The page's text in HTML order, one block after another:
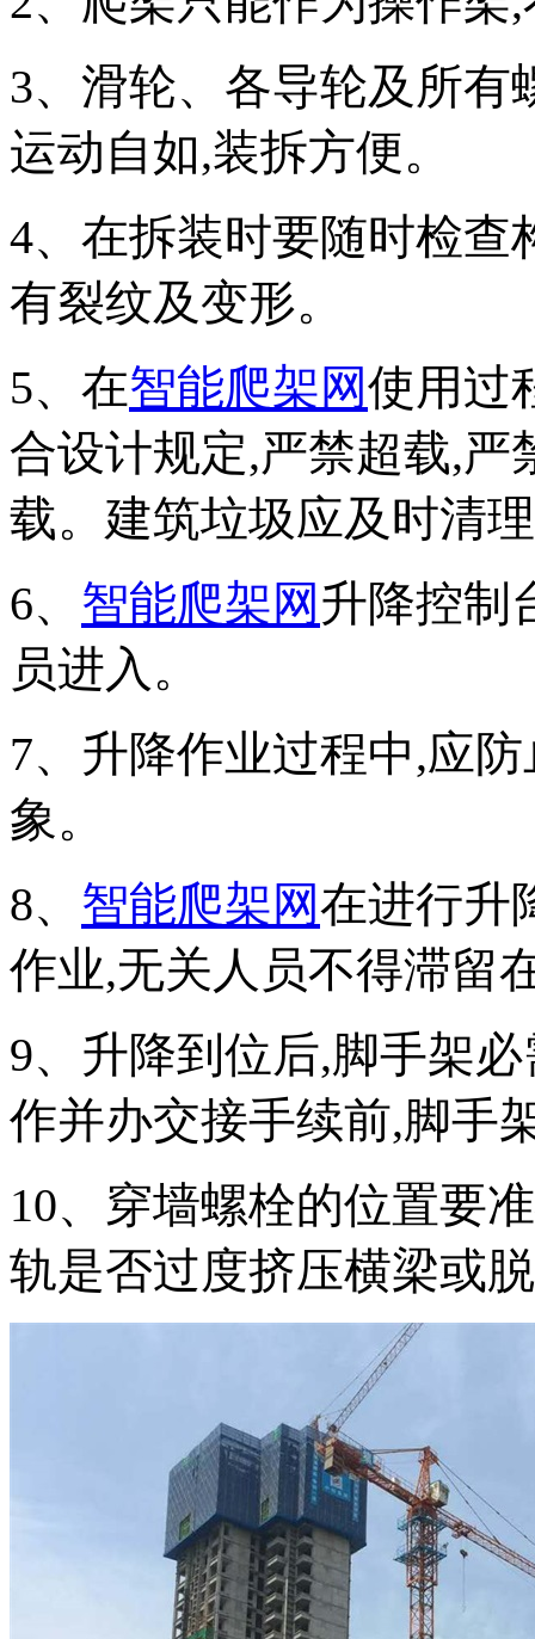
3、滑轮、各导轮及所
运动自如,装拆方便。
4、在拆装时要随时检查
有裂纹及变形。
5、在智能爬架网使用过
合设计规定,严禁超载,
载。建筑垃圾应及时清
6、 智能爬架网 升降控制
员进入。
7、升降作业过程中,应
象。
8、 智能爬架网在进行升
作业,无关人员不得滞留
9、升降到位后,脚手架
作并办交接手续前,脚手
10、穿墙螺栓的位置要
轨是否过度挤压横梁或